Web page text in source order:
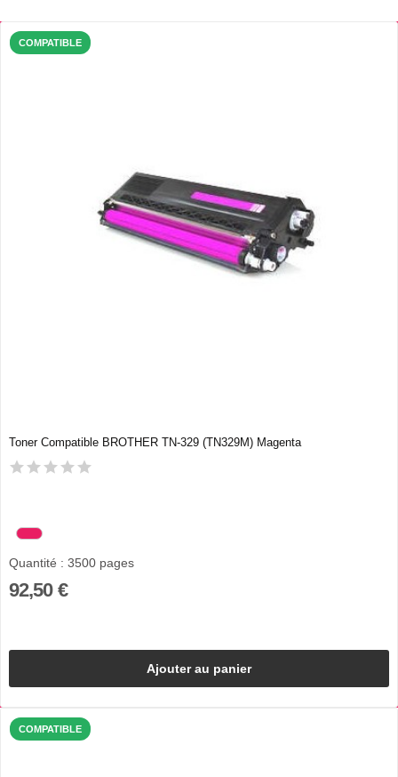
COMPATIBLE
Toner Compatible BROTHER TN-329 (TN329M) Magenta
Quantité : 3500 pages
92,50 €
Ajouter au panier
COMPATIBLE